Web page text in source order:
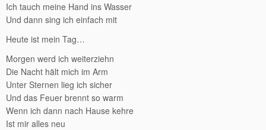
Ich tauch meine Hand ins Wasser
Und dann sing ich einfach mit
Heute ist mein Tag…
Morgen werd ich weiterziehn
Die Nacht hält mich im Arm
Unter Sternen lieg ich sicher
Und das Feuer brennt so warm
Wenn ich dann nach Hause kehre
Ist mir alles neu